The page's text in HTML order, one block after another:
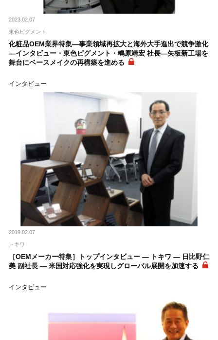
2023.02.07
東色ピグメント
化粧品OEM業界特集―事業領域再拡大と海外大手進出で競争激化
―インタビュー・東色ピグメント・鴫原靖宏 社長―矢板新工場を
舞台にベースメイクの再構築を進める
インタビュー
2019.02.07
トキワ
［OEMメーカー特集］トップインタビュー ― トキワ ― 日比野仁
美 副社長 ― 米国対応強化を実現しグローバル展開を加速する
インタビュー